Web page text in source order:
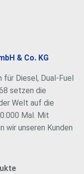
& Co. KG
Diesel, Dual-Fuel
setzen die
Welt auf die
Mal. Mit
wir unseren Kunden